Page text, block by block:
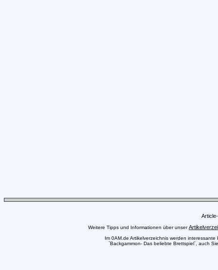
Weitere Tipps und Informationen über unser
Im 0AM.de Artikelverzeichnis werden
`Backgammon- Das beliebte Brettspiel`, auch